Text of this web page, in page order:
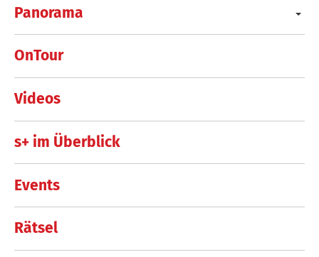
Panorama
OnTour
Videos
s+ im Überblick
Events
Rätsel